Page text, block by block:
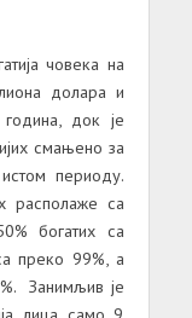
човека на
долара и
док је
смањено за
периоду.
располаже са
богатих са
преко 99%, а
Занимљив је